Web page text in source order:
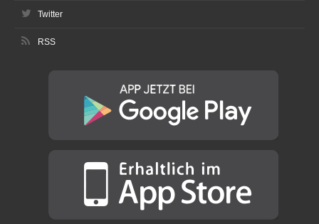
Twitter
RSS